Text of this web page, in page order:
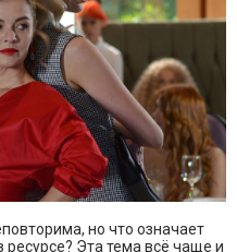
но что означает
Эта тема всё чаще и